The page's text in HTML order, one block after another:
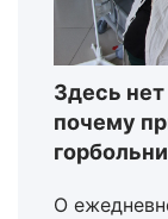
Здесь
почему
О